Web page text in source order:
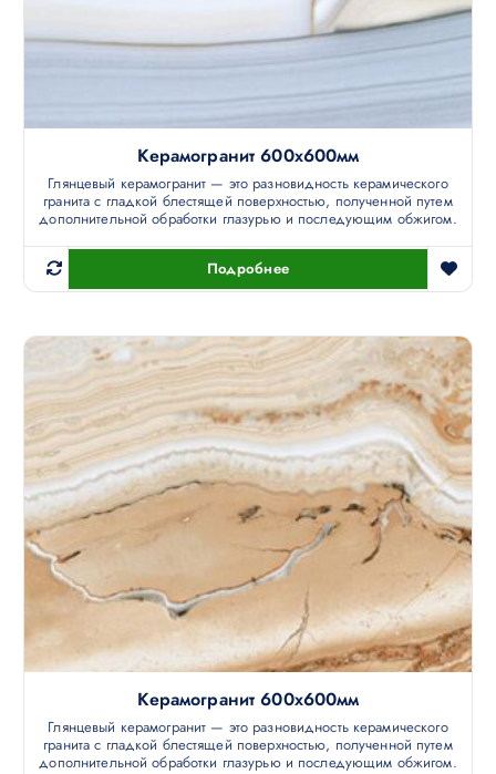
Керамогранит 600х600мм
Глянцевый керамогранит — это разновидность керамического
гранита с гладкой блестящей поверхностью, полученной путем
дополнительной обработки глазурью и последующим обжигом.
Подробнее
Керамогранит 600х600мм
Глянцевый керамогранит — это разновидность керамического
гранита с гладкой блестящей поверхностью, полученной путем
дополнительной обработки глазурью и последующим обжигом.